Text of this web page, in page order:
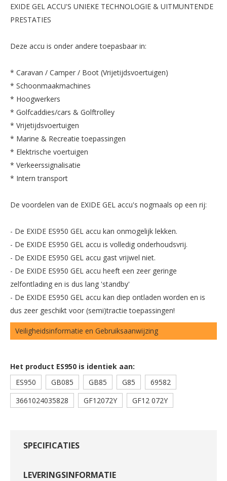
EXIDE GEL ACCU'S UNIEKE TECHNOLOGIE & UITMUNTENDE
PRESTATIES
Deze accu is onder andere toepasbaar in:
* Caravan / Camper / Boot (Vrijetijdsvoertuigen)
* Schoonmaakmachines
* Hoogwerkers
* Golfcaddies/cars & Golftrolley
* Vrijetijdsvoertuigen
* Marine & Recreatie toepassingen
* Elektrische voertuigen
* Verkeerssignalisatie
* Intern transport
De voordelen van de EXIDE GEL accu's nogmaals op een rij:
- De EXIDE ES950 GEL accu kan onmogelijk lekken.
- De EXIDE ES950 GEL accu is volledig onderhoudsvrij.
- De EXIDE ES950 GEL accu gast vrijwel niet.
- De EXIDE ES950 GEL accu heeft een zeer geringe
zelfontlading en is dus lang 'standby'
- De EXIDE ES950 GEL accu kan diep ontladen worden en is
dus zeer geschikt voor (semi)tractie toepassingen!
Veiligheidsinformatie en Gebruiksaanwijzing
Het product ES950 is identiek aan:
ES950
GB085 GB85 G85
69582
3661024035828
GF12072Y GF12 072Y
SPECIFICATIES
LEVERINGSINFORMATIE